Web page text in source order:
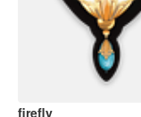
firefly